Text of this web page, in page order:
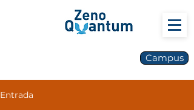
Campus
Entrada